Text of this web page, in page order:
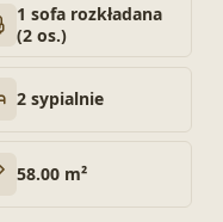
1 sofa rozkładana
(2 os.)
2 sypialnie
58.00 m²